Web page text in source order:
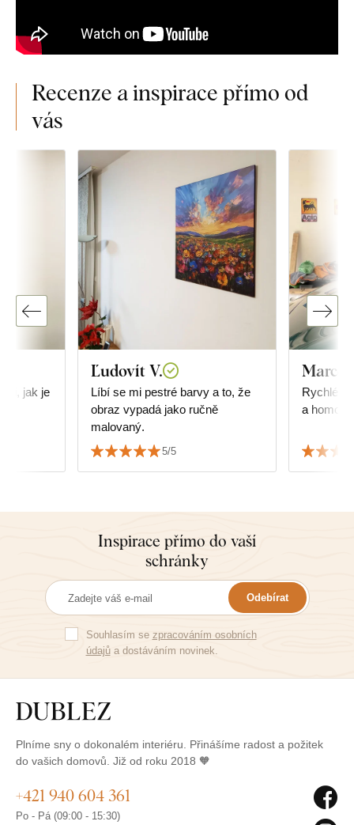
Recenze a inspirace přímo od
vás
mi, jak je
Ľudovít V.
Líbí se mi pestré barvy a to, že
obraz vypadá jako ručně
malovaný.
5/5
Marco
Rychlé
a
Inspirace přímo do vaší
schránky
Odebírat
Souhlasím se zpracováním osobních
údajůa dostáváním novinek.
Plníme sny o dokonalém interiéru. Přinášíme radost a požitek
do vašich domovů. Již od roku 2018 🧡
+421 940 604 361
Po - Pá (09:00 - 15:30)